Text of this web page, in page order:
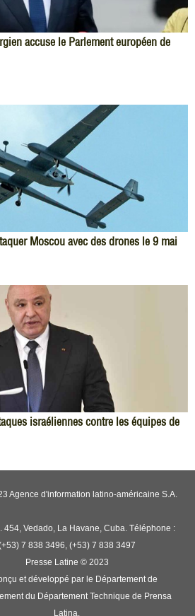
accuse le Parlement européen de
Moscou avec des drones le 9 mai
israéliennes contre les équipes de
Agence d'information latino-américaine S.A.
454, Vedado, La Havane, Cuba. Téléphone :
7 838 3496, (+53) 7 838 3497
Presse Latine © 2023
et développé par le Département de
du Département Technique de Prensa
Latina.